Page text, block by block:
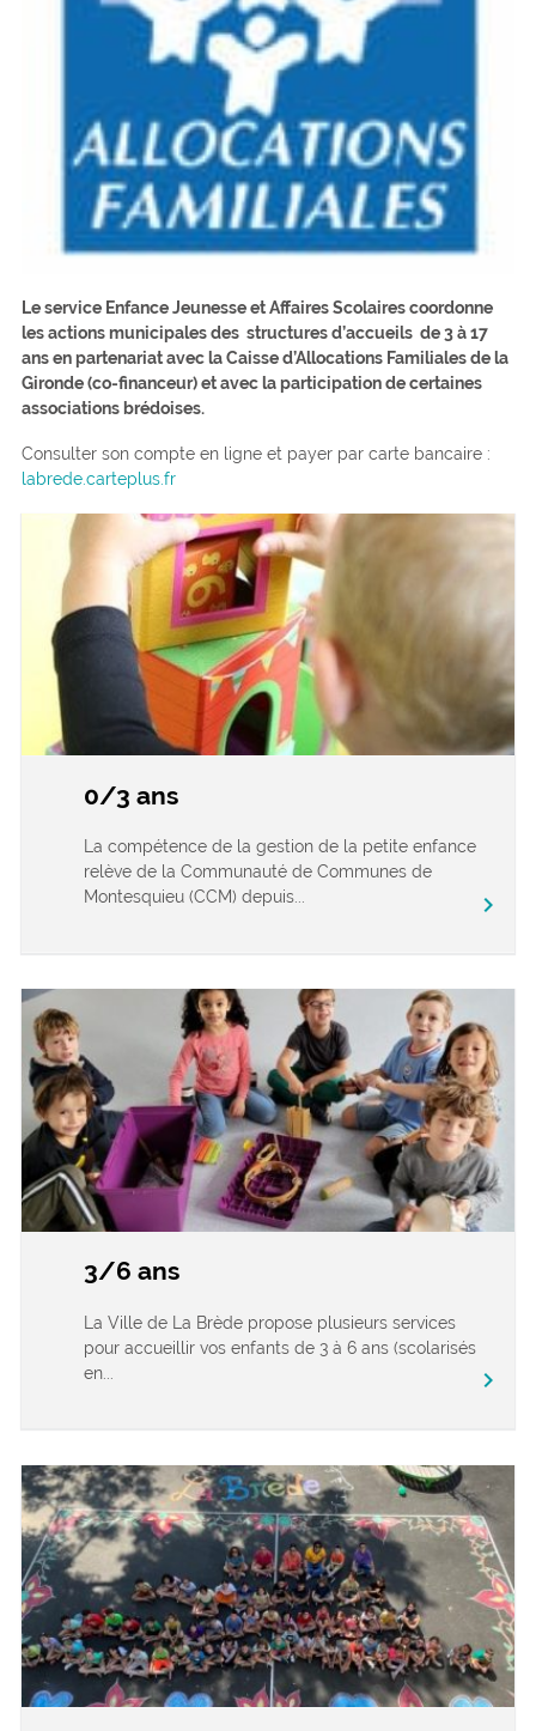
Le service Enfance Jeunesse et Affaires Scolaires coordonne
les actions municipales des structures d’accueils de 3 à 17
ans en partenariat avec la Caisse d’Allocations Familiales de la
Gironde (co-financeur) et avec la participation de certaines
associations brédoises.
Consulter son compte en ligne et payer par carte bancaire :
labrede.carteplus.fr
0/3 ans
La compétence de la gestion de la petite enfance
relève de la Communauté de Communes de
Montesquieu (CCM) depuis...
chevron_right
3/6 ans
La Ville de La Brède propose plusieurs services
pour accueillir vos enfants de 3 à 6 ans (scolarisés
en...
chevron_right